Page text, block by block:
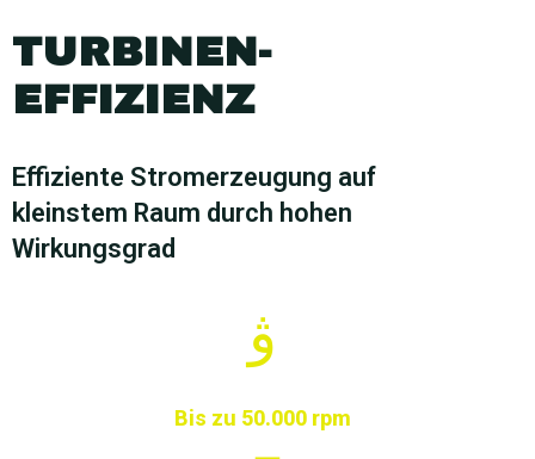
TURBINEN­­­
EFFIZIENZ
Effiziente Stromerzeugung auf
kleinstem Raum durch hohen
Wirkungsgrad
Bis zu 50.000 rpm